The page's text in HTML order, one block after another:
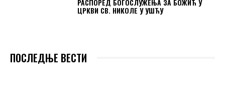
РАСПОРЕД БОГОСЛУЖЕЊА ЗА БОЖИЋ У
ЦРКВИ СВ. НИКОЛЕ У УШЋУ
ПОСЛЕДЊЕ ВЕСТИ